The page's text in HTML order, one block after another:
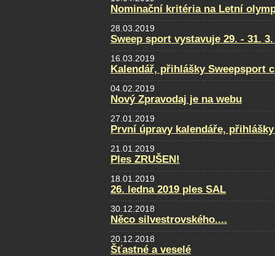
Nominační kritéria na Letní
28.03.2019
Sweep sport vystavuje 29. - 31.
16.03.2019
Kalendář, přihlášky Sweepsport
04.02.2019
Nový Zpravodaj je na webu
27.01.2019
První úpravy kalendáře, přihlášky
21.01.2019
Ples ZRUŠEN!
18.01.2019
26. ledna 2019 ples SAL
30.12.2018
Něco silvestrovského....
20.12.2018
Šťastné a veselé